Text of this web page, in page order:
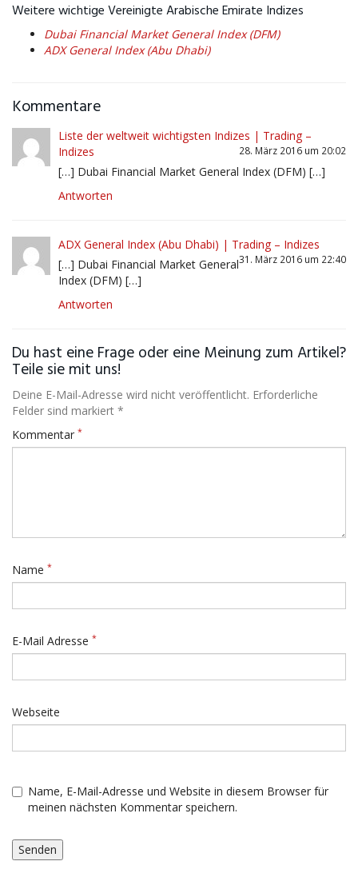
Weitere wichtige Vereinigte Arabische Emirate Indizes
Dubai Financial Market General Index (DFM)
ADX General Index (Abu Dhabi)
Kommentare
Liste der weltweit wichtigsten Indizes | Trading –
Indizes
28. März 2016 um 20:02
[…] Dubai Financial Market General Index (DFM) […]
Antworten
ADX General Index (Abu Dhabi) | Trading – Indizes
31. März 2016 um 22:40
[…] Dubai Financial Market General
Index (DFM) […]
Antworten
Du hast eine Frage oder eine Meinung zum Artikel?
Teile sie mit uns!
Deine E-Mail-Adresse wird nicht veröffentlicht. Erforderliche
Felder sind markiert *
Kommentar *
Name *
E-Mail Adresse *
Webseite
Name, E-Mail-Adresse und Website in diesem Browser für
meinen nächsten Kommentar speichern.